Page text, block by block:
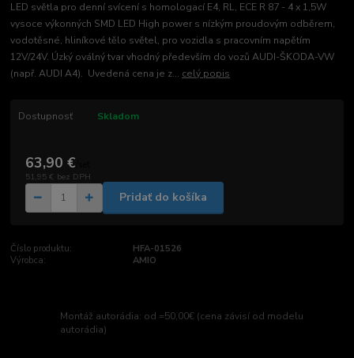
LED světla pro denní svícení s homologací E4, RL, ECE R 87 - 4 x 1,5W
vysoce výkonných SMD LED High power s nízkým proudovým odběrem,
vodotěsné, hliníkové tělo světel, pro vozidla s pracovním napětím
12V/24V. Úzký oválný tvar vhodný především do vozů AUDI-ŠKODA-VW
(např. AUDI A4). Uvedená cena je z... celý popis
Dostupnosť Skladom
63,90 €
51,95 € bez DPH
Pridať do košíka
Číslo produktu:
HFA-01526
Výrobca:
AMIO
Montáž autorádia: od =50,00€ (cena závisí od modelu
autorádia)